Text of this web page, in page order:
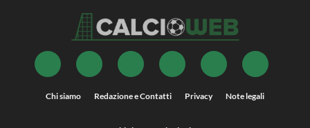
Chi siamo Redazione e Contatti Privacy Note legali